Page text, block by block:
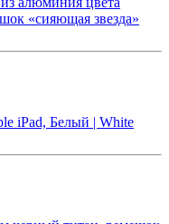
«сияющая звезда»
iPad, Белый | White